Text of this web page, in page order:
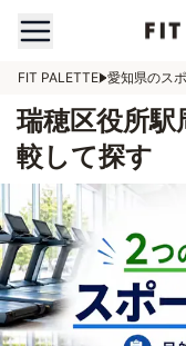
FIT PALETTE 愛知県のス
瑞穂区役所
較して探す